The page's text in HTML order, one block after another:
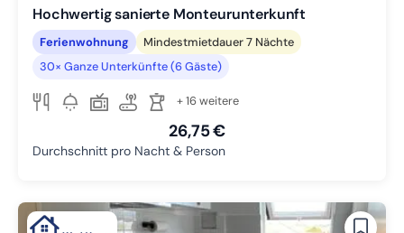
Hochwertig sanierte Monteurunterkunft
Ferienwohnung
Mindestmietdauer 7 Nächte
30× Ganze Unterkünfte (6 Gäste)
+ 16 weitere
26,75 €
Durchschnitt pro Nacht & Person